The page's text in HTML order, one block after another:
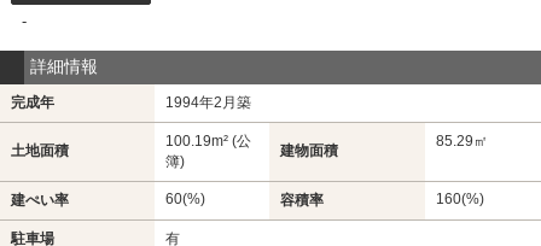
-
詳細情報
完成年 1994年2月築
土地面積
100.19m² (公
簿)
建物面積
85.29㎡
建ぺい率 60(%) 容積率 160(%)
駐車場 有